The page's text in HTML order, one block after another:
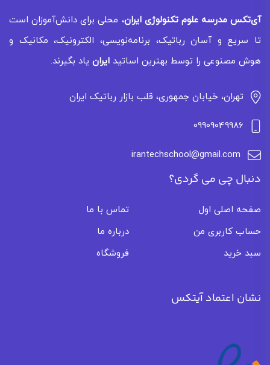
آی‌تکس مدرسه علوم تکنولوژی ایران، محلی برای دانش‌آموزان است
تا سریع و آسان رباتیک، برنامه‌نویسی، الکترونیک، مکانیک و
هوش مصنوعی را توسط بهترین اساتید ایران یاد بگیرند.
تهران، خیابان جمهوری، قلب بازار رباتیک ایران
09909049986
irantechschool@gmail.com
دنبال چی می گردی؟
صفحه اصلی اول
تماس با ما
حساب کاربری من
درباره ما
سبد خرید
فروشگاه
نشان اعتماد آیتکس